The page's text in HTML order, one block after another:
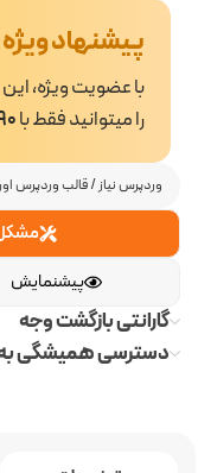
وردپرس نیاز/قالب وردپرس
پیشنمایش
گارانتی بازگشت وجه
دسترسی همیشگی
پیشنهاد
با عضویت ویژه،
را میتوانید فقط با890